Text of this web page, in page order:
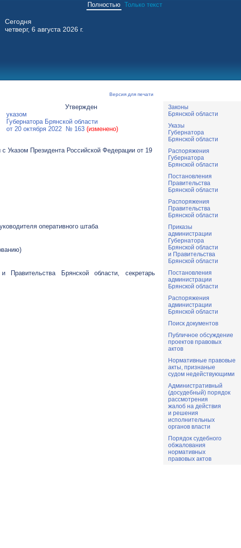
Полностью Только текст
Сегодня
четверг, 6 августа 2026 г.
Версия для печати
Утвержден
указом
Губернатора Брянской области
от 20 октября 2022 № 163 (изменено)
Указом Президента Российской Федерации от 19
оперативного штаба
Правительства Брянской области, секретарь
Законы
Брянской области
Указы
Губернатора
Брянской области
Распоряжения
Губернатора
Брянской области
Постановления
Правительства
Брянской области
Распоряжения
Правительства
Брянской области
Приказы
администрации
Губернатора
Брянской области
и Правительства
Брянской области
Постановления
администрации
Брянской области
Распоряжения
администрации
Брянской области
Поиск документов
Публичное обсуждение
проектов правовых
актов
Нормативные правовые
акты, признаные
судом недействующими
Административный
(досудебный) порядок
рассмотрения
жалоб на действия
и решения
исполнительных
органов власти
Порядок судебного
обжалования
нормативных
правовых актов